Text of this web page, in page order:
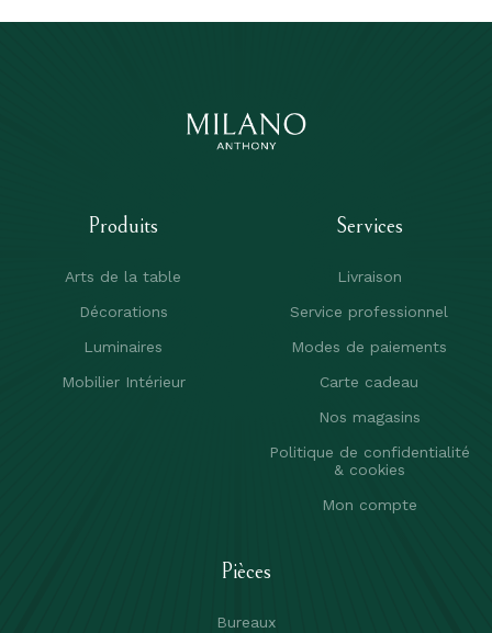
Produits
Arts de la table
Décorations
Luminaires
Mobilier Intérieur
Services
Livraison
Service professionnel
Modes de paiements
Carte cadeau
Nos magasins
Politique de confidentialité
& cookies
Mon compte
Pièces
Bureaux